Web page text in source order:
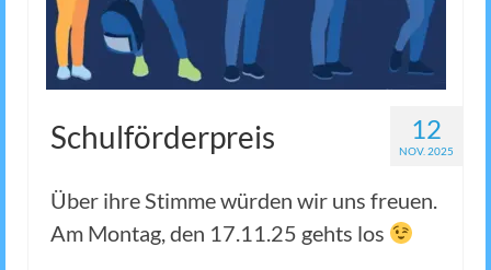
12
NOV. 2025
Schulförderpreis
Über ihre Stimme würden wir uns freuen.
Am Montag, den 17.11.25 gehts los